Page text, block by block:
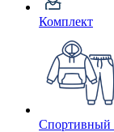
Комплект
Спортивный